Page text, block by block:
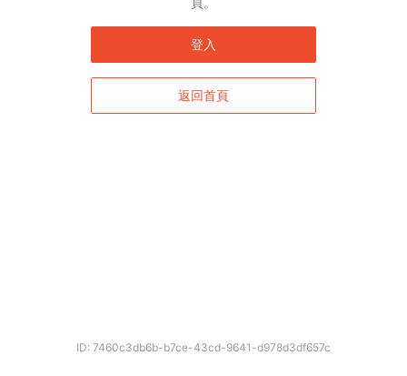
登入
返回首頁
ID: 7460c3db6b-b7ce-43cd-9641-d978d3df657c